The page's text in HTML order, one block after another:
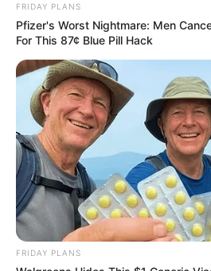
FRIDAY PLANS
Pfizer's Worst Nightmare: Men
For This 87¢ Blue Pill Hack
FRIDAY PLANS